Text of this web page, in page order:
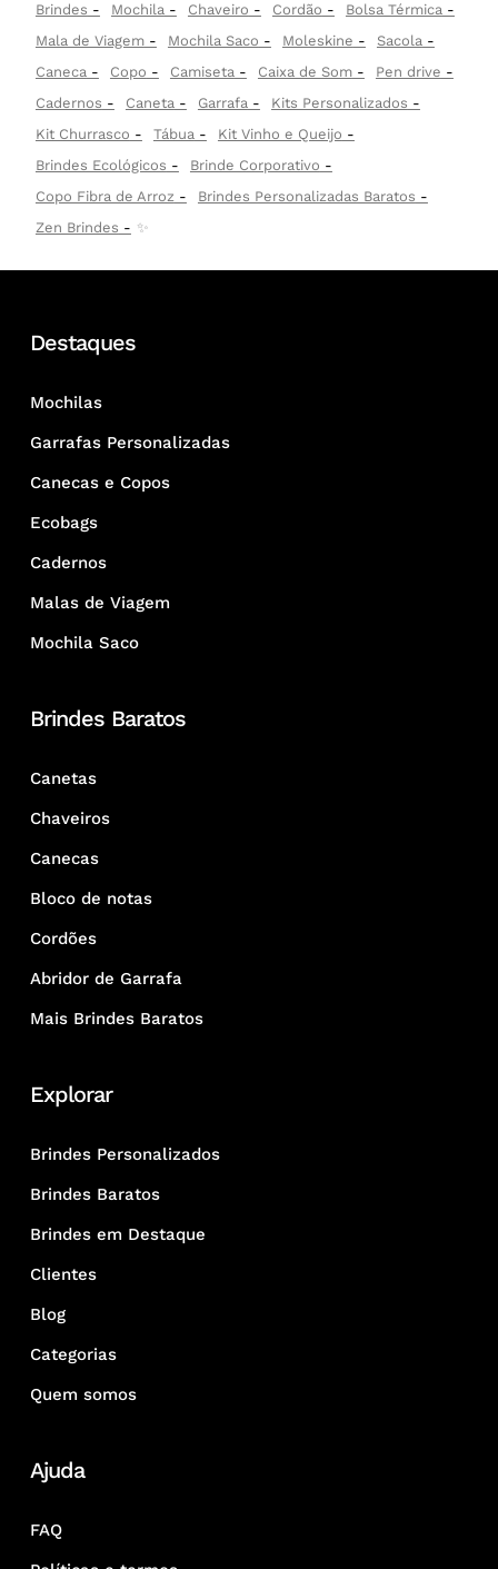
Brindes Mochila Chaveiro Cordão
Bolsa Térmica
Mala de Viagem
Mochila Saco Moleskine
Sacola
Caneca
Copo Camiseta Caixa de Som
Pen drive
Cadernos
Caneta Garrafa
Kits Personalizados
Kit Churrasco
Tábua
Kit Vinho e Queijo
Brindes Ecológicos
Brinde Corporativo
Copo Fibra de Arroz
Brindes Personalizadas Baratos
Zen Brindes
✨
Destaques
Mochilas
Garrafas Personalizadas
Canecas e Copos
Ecobags
Cadernos
Malas de Viagem
Mochila Saco
Brindes Baratos
Canetas
Chaveiros
Canecas
Bloco de notas
Cordões
Abridor de Garrafa
Mais Brindes Baratos
Explorar
Brindes Personalizados
Brindes Baratos
Brindes em Destaque
Clientes
Blog
Categorias
Quem somos
Ajuda
FAQ